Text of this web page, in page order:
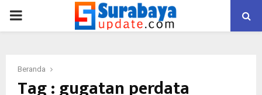
PRIMARY
Beranda
Tag : gugatan perdata